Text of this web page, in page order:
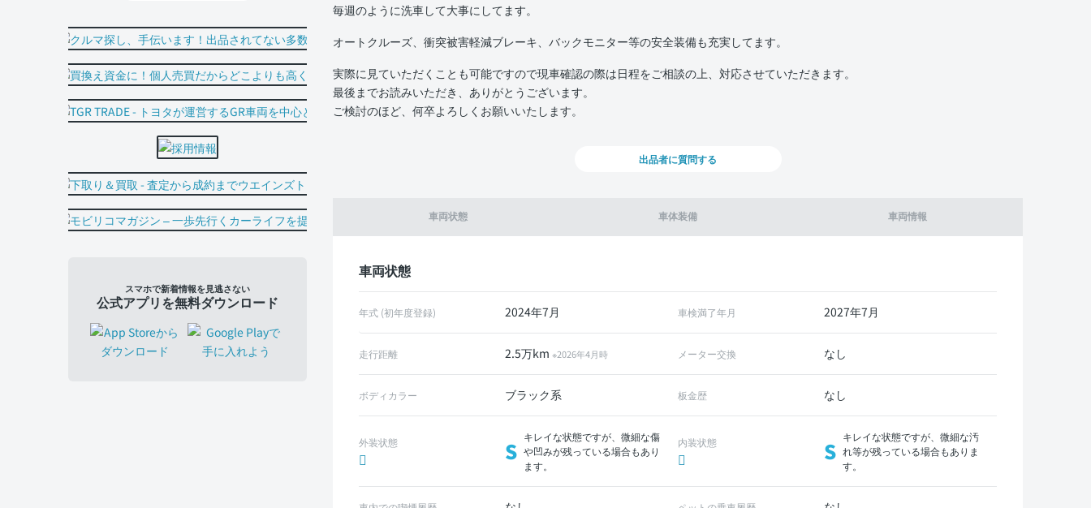
車両状態 車体装備 車両情報
車両状態
年式 (初年度登録) 2024年7月 車検満了年月 2027年7月
走行距離 2.5万km ※2026年4月時 メーター交換 なし
ボディカラー ブラック系 板金歴 なし
外装状態 S
キレイな状態ですが、微細な傷
や凹みが残っている場合もあり
ます。
内装状態 S
キレイな状態ですが、微細な汚
れ等が残っている場合もありま
す。
毎週のように洗車して大事にしてます。
オートクルーズ、衝突被害軽減ブレーキ、バックモニター等の安全装備も充実してます。
実際に見ていただくことも可能ですので現車確認の際は日程をご相談の上、対応させていただきます。
最後までお読みいただき、ありがとうございます。
ご検討のほど、何卒よろしくお願いいたします。
出品者に質問する
スマホで新着情報を見逃さない
公式アプリを無料ダウンロード